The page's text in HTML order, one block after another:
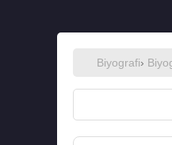
Biyografi›